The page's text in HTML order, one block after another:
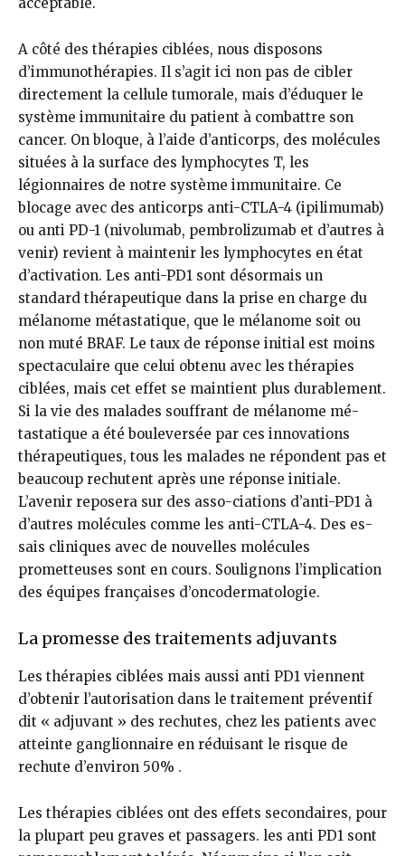
A côté des thérapies ciblées, nous dis­posons
d’immunothérapies. Il s’agit ici non pas de cibler
directement la cellule tumorale, mais d’éduquer le
système immunitaire du patient à combattre son
cancer. On bloque, à l’aide d’anticorps, des molécules
si­tuées à la surface des lymphocytes T, les
légionnaires de notre système immunitaire. Ce
blocage avec des anticorps anti-CTLA-4 (ipilimumab)
ou anti PD-1 (nivolumab, pembroli­zumab et d’autres à
venir) revient à maintenir les lymphocytes en état
d’activation. Les anti-PD1 sont dé­sormais un
standard thérapeutique dans la prise en charge du
mélanome métastatique, que le mélanome soit ou
non muté BRAF. Le taux de ré­ponse initial est moins
spectaculaire que celui obtenu avec les thérapies
ciblées, mais cet effet se maintient plus durablement.
Si la vie des ma­lades souffrant de mélanome mé­
tastatique a été bouleversée par ces innovations
thérapeutiques, tous les malades ne répondent pas et
beau­coup rechutent après une réponse initiale.
L’avenir reposera sur des asso-ciations d’anti-PD1 à
d’autres molé­cules comme les anti-CTLA-4. Des es­
sais cliniques avec de nouvelles molé­cules
prometteuses sont en cours. Soulignons l’implication
des équipes françaises d’oncodermatologie.
La promesse des traitements adjuvants
Les thérapies ciblées mais aussi anti PD1 viennent
d’obtenir l’autorisa­tion dans le traitement préventif
dit « adjuvant » des rechutes, chez les patients avec
atteinte ganglionnaire en réduisant le risque de
rechute d’environ 50% .
Les thérapies ciblées ont des effets secondaires, pour
la plupart peu graves et passagers. les anti PD1 sont